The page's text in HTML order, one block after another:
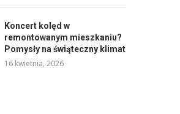
Koncert kolęd w
remontowanym mieszkaniu?
Pomysły na świąteczny klimat
16 kwietnia, 2026